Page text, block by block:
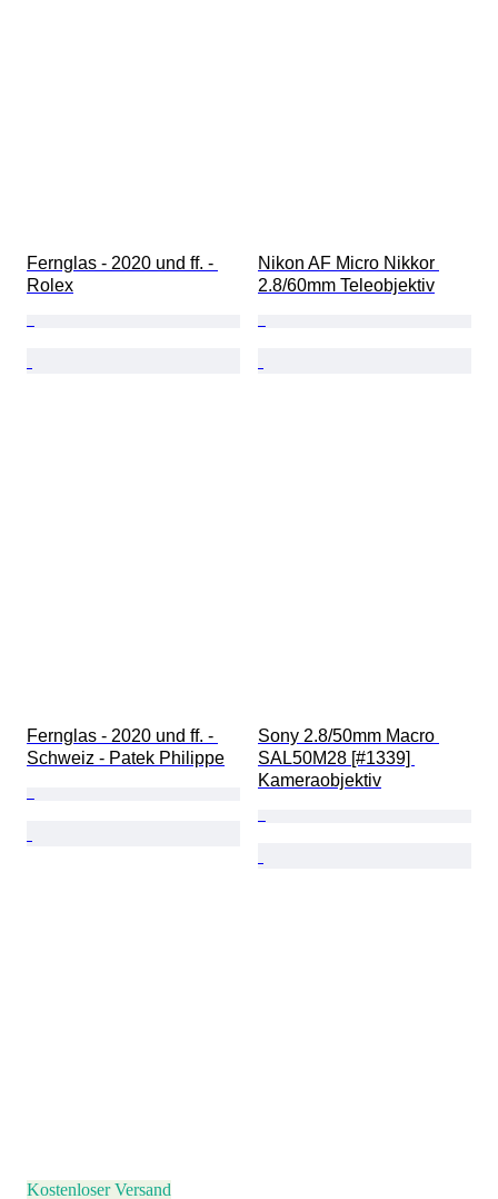
Fernglas - 2020 und ff. -
Rolex
Nikon AF Micro Nikkor
2.8/60mm Teleobjektiv
Fernglas - 2020 und ff. -
Schweiz - Patek Philippe
Sony 2.8/50mm Macro
SAL50M28 [#1339]
Kameraobjektiv
Kostenloser Versand